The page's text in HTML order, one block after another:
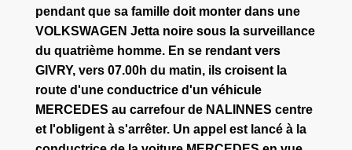
pendant que sa famille doit monter dans une
VOLKSWAGEN Jetta noire sous la surveillance
du quatrième homme. En se rendant vers
GIVRY, vers 07.00h du matin, ils croisent la
route d'une conductrice d'un véhicule
MERCEDES au carrefour de NALINNES centre
et l'obligent à s'arrêter. Un appel est lancé à la